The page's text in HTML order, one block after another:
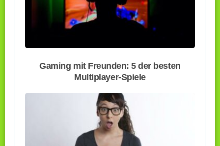
Gaming mit Freunden: 5 der besten
Multiplayer-Spiele